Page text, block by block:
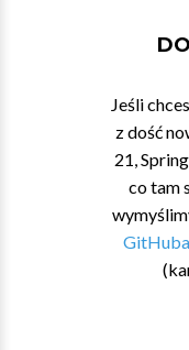
Jeśli
z dość
21,
co tam
GitHuba